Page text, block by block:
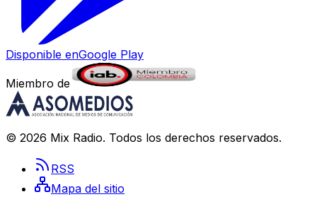
Disponible enGoogle Play
Miembro de
© 2026 Mix Radio. Todos los derechos reservados.
RSS
Mapa del sitio